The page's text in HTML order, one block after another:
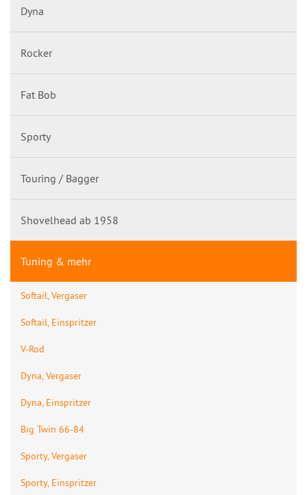
Dyna
Rocker
Fat Bob
Sporty
Touring / Bagger
Shovelhead ab 1958
Tuning & mehr
Softail, Vergaser
Softail, Einspritzer
V-Rod
Dyna, Vergaser
Dyna, Einspritzer
Big Twin 66-84
Sporty, Vergaser
Sporty, Einspritzer